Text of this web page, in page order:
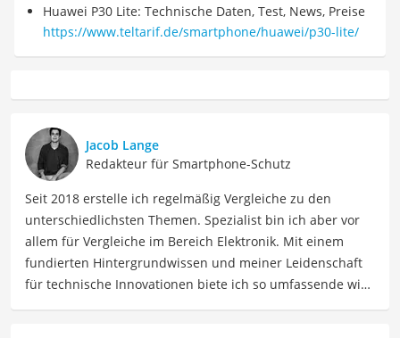
Huawei P30 Lite: Technische Daten, Test, News, Preise
https://www.teltarif.de/smartphone/huawei/p30-lite/
Jacob Lange
Redakteur für Smartphone-Schutz
Seit 2018 erstelle ich regelmäßig Vergleiche zu den
unterschiedlichsten Themen. Spezialist bin ich aber vor
allem für Vergleiche im Bereich Elektronik. Mit einem
fundierten Hintergrundwissen und meiner Leidenschaft
für technische Innovationen biete ich so umfassende wie